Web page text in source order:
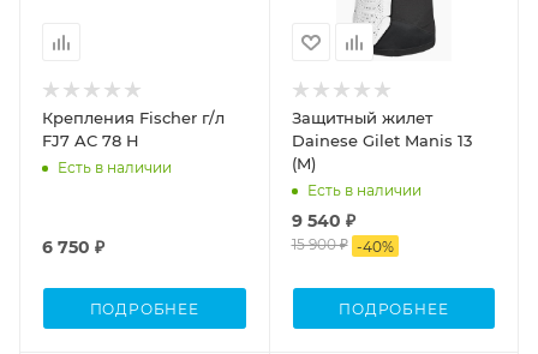
Крепления Fischer г/л
FJ7 AC 78 H
Есть в наличии
6 750 ₽
ПОДРОБНЕЕ
Защитный жилет
Dainese Gilet Manis 13
(M)
Есть в наличии
9 540 ₽
15 900 ₽ -40%
ПОДРОБНЕЕ